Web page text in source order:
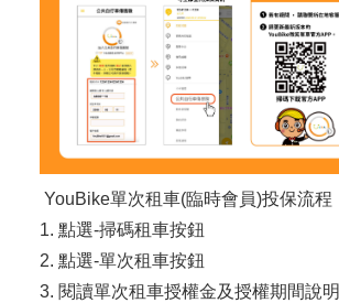
YouBike單次租車(臨時會員)投保流程
1. 點選-掃碼租車按鈕
2. 點選-單次租車按鈕
3. 閱讀單次租車授權金及授權期間說明